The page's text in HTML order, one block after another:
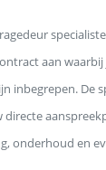
aan waarbij
inbegrepen. De
directe
onderhoud en